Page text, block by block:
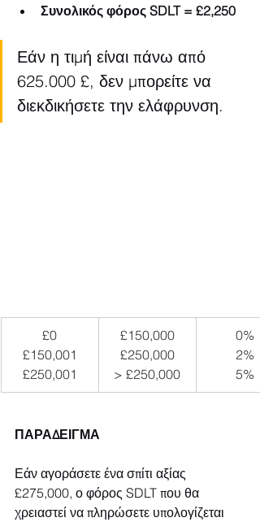
Συνολικός φόρος SDLT = £2,250
Εάν η τιμή είναι πάνω από
625.000 £, δεν μπορείτε να
διεκδικήσετε την ελάφρυνση.
£0
£150,001
£250,001
£150,000
£250,000
> £250,000
0%
2%
5%
ΠΑΡΑΔΕΙΓΜΑ
Εάν αγοράσετε ένα σπίτι αξίας
£275,000, ο φόρος SDLT που θα
χρειαστεί να πληρώσετε υπολογίζεται